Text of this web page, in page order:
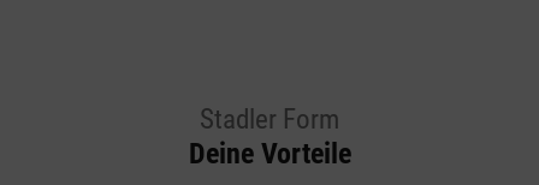
Stadler Form
Deine Vorteile